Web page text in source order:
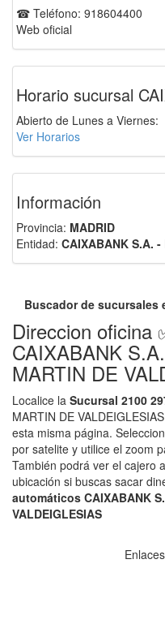
☎ Teléfono: 918604400
Web oficial
Horario sucursal
Abierto de Lunes a Viernes:
Ver Horarios
Información
Provincia: MADRID
Entidad: CAIXABANK S.A.
Buscador de sucursales
Direccion oficina
CAIXABANK
MARTIN DE
Localice la Sucursal 2100
MARTIN DE
esta misma página.
por satelite y utilice el zoom
También podrá ver el cajero
ubicación si buscas sacar
automáticos CAIXABANK
VALDEIGLESIAS